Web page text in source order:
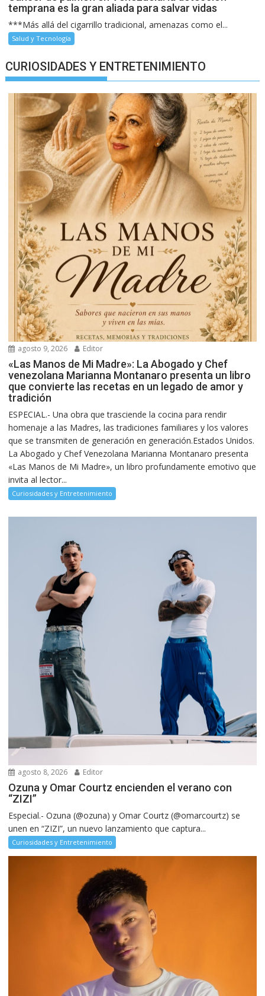
temprana es la gran aliada para salvar vidas
***Más allá del cigarrillo tradicional, amenazas como el...
Salud y Tecnología
CURIOSIDADES Y ENTRETENIMIENTO
agosto 9, 2026 Editor
«Las Manos de Mi Madre»: La Abogado y Chef
venezolana Marianna Montanaro presenta un libro
que convierte las recetas en un legado de amor y
tradición
ESPECIAL.- Una obra que trasciende la cocina para rendir
homenaje a las Madres, las tradiciones familiares y los valores
que se transmiten de generación en generación.Estados Unidos.
La Abogado y Chef Venezolana Marianna Montanaro presenta
«Las Manos de Mi Madre», un libro profundamente emotivo que
invita al lector...
Curiosidades y Entretenimiento
agosto 8, 2026 Editor
Ozuna y Omar Courtz encienden el verano con
“ZIZI”
Especial.- Ozuna (@ozuna) y Omar Courtz (@omarcourtz) se
unen en “ZIZI”, un nuevo lanzamiento que captura...
Curiosidades y Entretenimiento